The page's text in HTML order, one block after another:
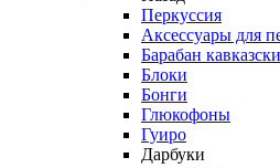
Перкуссия
Аксессуары для
Барабан
Блоки
Бонги
Глюкофоны
Гуиро
Дарбуки